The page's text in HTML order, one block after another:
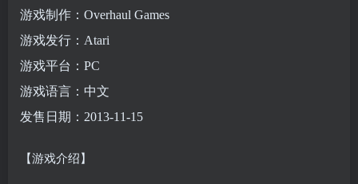
游戏制作：Overhaul Games
游戏发行：Atari
游戏平台：PC
游戏语言：中文
发售日期：2013-11-15
【游戏介绍】